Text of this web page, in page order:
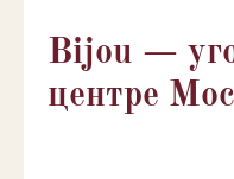
Bijou —
центре